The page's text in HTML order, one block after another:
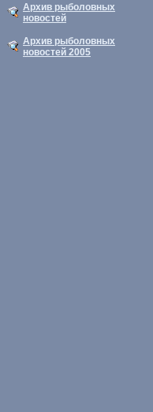
Архив рыболовных
новостей
Архив рыболовных
новостей 2005